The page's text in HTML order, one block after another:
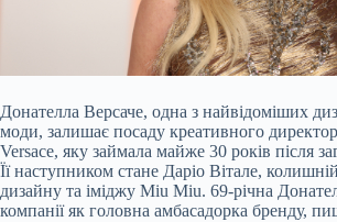
Донателла Версаче, одна з найвідоміших
моди, залишає посаду креативного
Versace, яку займала майже 30 років після
Її наступником стане Даріо Вітале,
дизайну та іміджу Miu Miu. 69-річна
компанії як головна амбасадорка бренду,